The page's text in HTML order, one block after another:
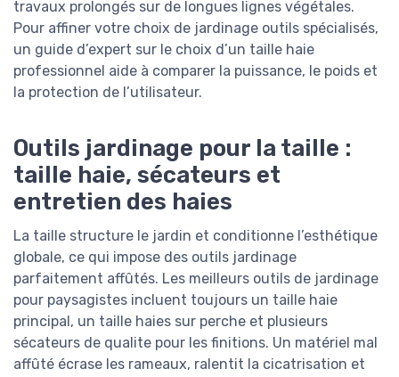
travaux prolongés sur de longues lignes végétales.
Pour affiner votre choix de jardinage outils spécialisés,
un guide d’expert sur le choix d’un taille haie
professionnel aide à comparer la puissance, le poids et
la protection de l’utilisateur.
Outils jardinage pour la taille :
taille haie, sécateurs et
entretien des haies
La taille structure le jardin et conditionne l’esthétique
globale, ce qui impose des outils jardinage
parfaitement affûtés. Les meilleurs outils de jardinage
pour paysagistes incluent toujours un taille haie
principal, un taille haies sur perche et plusieurs
sécateurs de qualite pour les finitions. Un matériel mal
affûté écrase les rameaux, ralentit la cicatrisation et